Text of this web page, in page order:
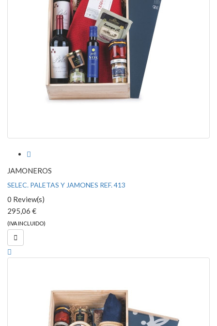

JAMONEROS
SELEC. PALETAS Y JAMONES REF. 413
0 Review(s)
295,06 €
(IVA INCLUIDO)
